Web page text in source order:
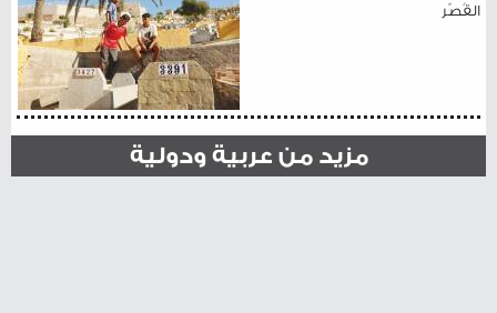
القُصّر
مزيد من عربية ودولية